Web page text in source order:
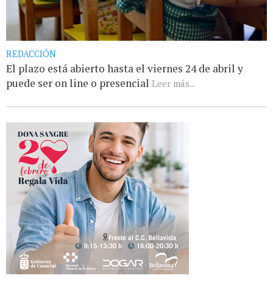
REDACCIÓN
El plazo está abierto hasta el viernes 24 de abril y
puede ser on line o presencial Leer más...